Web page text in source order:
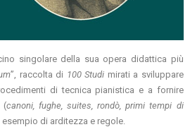
singolare della sua opera didattica più
”, raccolta di 100 Studi mirati a sviluppare
di tecnica pianistica e a fornire
(canoni, fughe, suites, rondò, primi tempi di
di arditezza e regole.